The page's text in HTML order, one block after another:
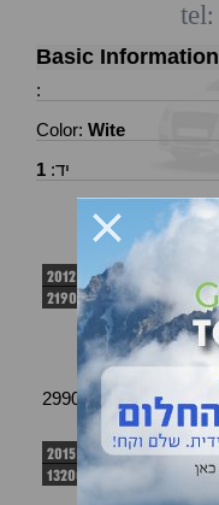
tel:
Basic Information
:
Color: Wite
יד: 1
טויוטה יאריס
2012
219000 km
29900.00 ₪
טויוטה יאריס
2015
132000 km